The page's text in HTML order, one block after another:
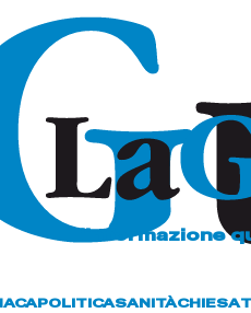
L'informazione
POLITICASANITÀCHIESA